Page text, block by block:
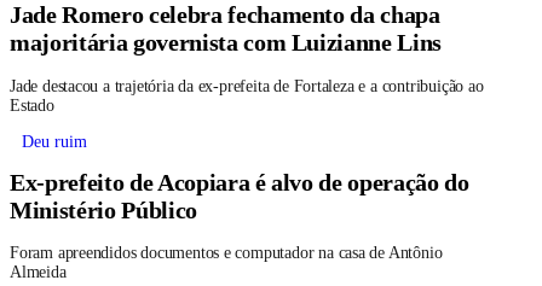
Jade Romero celebra fechamento da chapa
majoritária governista com Luizianne Lins
Jade destacou a trajetória da ex-prefeita de Fortaleza e a contribuição ao
Estado
Deu ruim
Ex-prefeito de Acopiara é alvo de operação do
Ministério Público
Foram apreendidos documentos e computador na casa de Antônio
Almeida